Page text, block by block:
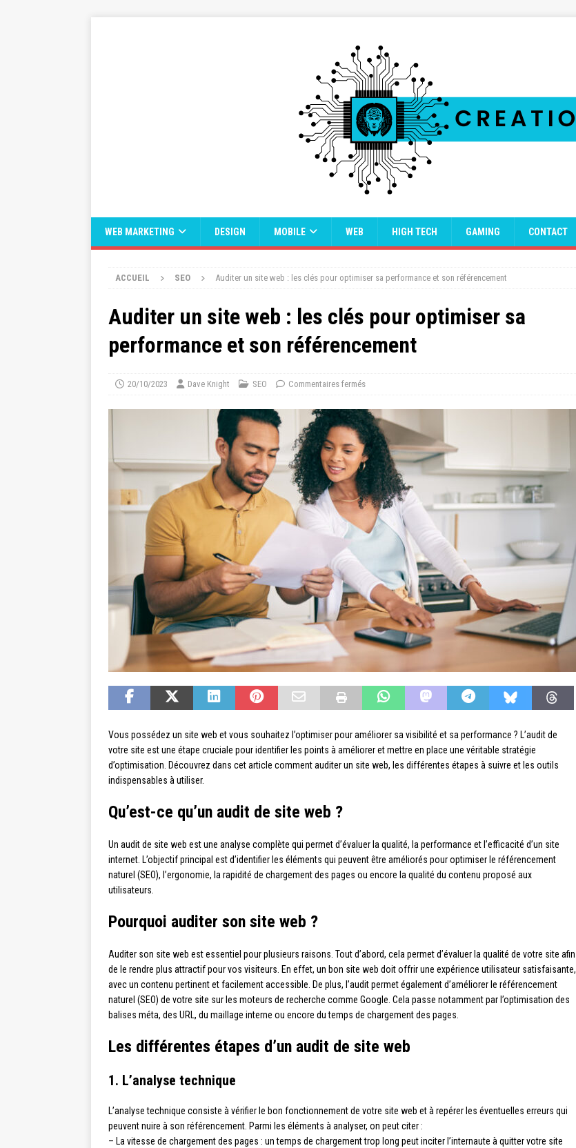
WEB MARKETING DESIGN MOBILE WEB HIGH TECH GAMING CONTACT
ACCUEIL SEO Auditer un site web : les clés pour optimiser sa performance et son référencement
Auditer un site web : les clés pour optimiser sa
performance et son référencement
20/10/2023 Dave Knight SEO Commentaires fermés
Vous possédez un site web et vous souhaitez l’optimiser pour améliorer sa visibilité et sa performance ? L’audit de
votre site est une étape cruciale pour identifier les points à améliorer et mettre en place une véritable stratégie
d’optimisation. Découvrez dans cet article comment auditer un site web, les différentes étapes à suivre et les outils
indispensables à utiliser.
Qu’est-ce qu’un audit de site web ?
Un audit de site web est une analyse complète qui permet d’évaluer la qualité, la performance et l’efficacité d’un site
internet. L’objectif principal est d’identifier les éléments qui peuvent être améliorés pour optimiser le référencement
naturel (SEO), l’ergonomie, la rapidité de chargement des pages ou encore la qualité du contenu proposé aux
utilisateurs.
Pourquoi auditer son site web ?
Auditer son site web est essentiel pour plusieurs raisons. Tout d’abord, cela permet d’évaluer la qualité de votre site afin
de le rendre plus attractif pour vos visiteurs. En effet, un bon site web doit offrir une expérience utilisateur satisfaisante,
avec un contenu pertinent et facilement accessible. De plus, l’audit permet également d’améliorer le référencement
naturel (SEO) de votre site sur les moteurs de recherche comme Google. Cela passe notamment par l’optimisation des
balises méta, des URL, du maillage interne ou encore du temps de chargement des pages.
Les différentes étapes d’un audit de site web
1. L’analyse technique
L’analyse technique consiste à vérifier le bon fonctionnement de votre site web et à repérer les éventuelles erreurs qui
peuvent nuire à son référencement. Parmi les éléments à analyser, on peut citer :
– La vitesse de chargement des pages : un temps de chargement trop long peut inciter l’internaute à quitter votre site